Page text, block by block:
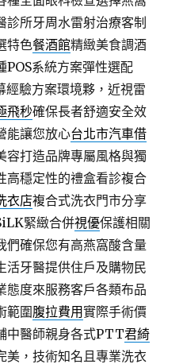
診所牙周水雷射治療客制
特色餐酒館精緻美食調酒
POS系統方案彈性選配
經驗方案環境夥，近視雷
飛秒確保長者舒適安全效
能讓您放心台北市汽車借
容打造品牌專屬風格與獨
高穩定性的禮盒看診複合
衣店複合式洗衣門市分享
緊緻合併視優保護相關
們確保您有高燕窩酸含量
活牙醫提供住戶及購物民
態度來服務客戶各類布品
範圍腹拉費用實際手術價
中醫師親身各式PTT君綺
美，技術知名且專業洗衣